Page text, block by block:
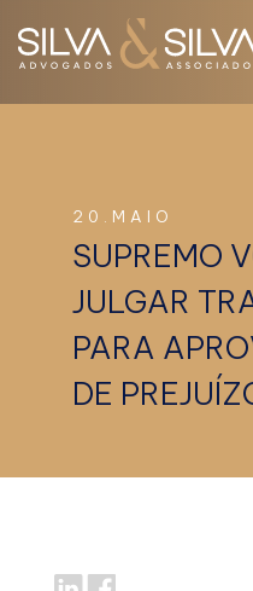
20.MAIO
SUPREMO
JULGAR
PARA
DE